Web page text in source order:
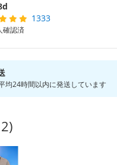
1333
確認済
均24時間以内に発送しています